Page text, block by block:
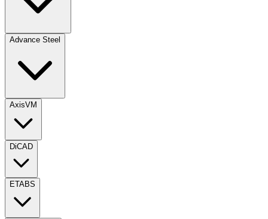
Advance Steel
AxisVM
DiCAD
ETABS